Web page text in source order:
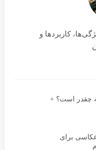
کاربردها و
چقدر است؟ +
عکاسی برای